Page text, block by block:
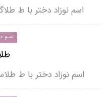
اسم نوزاد دختر با ط
اسم
اسم نوزاد دختر با ط